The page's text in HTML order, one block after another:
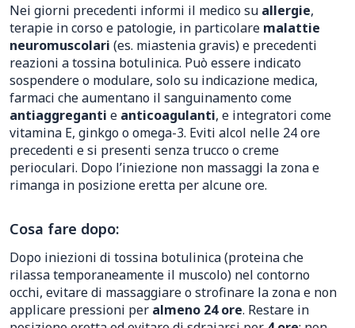
Nei giorni precedenti informi il medico su allergie,
terapie in corso e patologie, in particolare malattie
neuromuscolari (es. miastenia gravis) e precedenti
reazioni a tossina botulinica. Può essere indicato
sospendere o modulare, solo su indicazione medica,
farmaci che aumentano il sanguinamento come
antiaggreganti e anticoagulanti, e integratori come
vitamina E, ginkgo o omega-3. Eviti alcol nelle 24 ore
precedenti e si presenti senza trucco o creme
perioculari. Dopo l’iniezione non massaggi la zona e
rimanga in posizione eretta per alcune ore.
Cosa fare dopo:
Dopo iniezioni di tossina botulinica (proteina che
rilassa temporaneamente il muscolo) nel contorno
occhi, evitare di massaggiare o strofinare la zona e non
applicare pressioni per almeno 24 ore. Restare in